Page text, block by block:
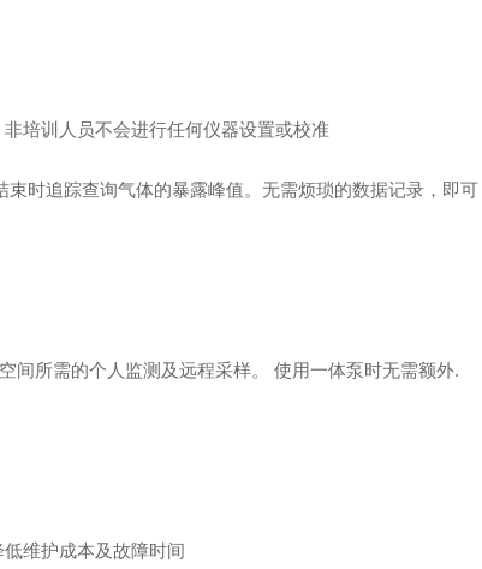
培训人员不会进行任何仪器设置或校准
时追踪查询气体的暴露峰值。无需烦琐的数据记录，即可
间所需的个人监测及远程采样。 使用一体泵时无需额外.
维护成本及故障时间